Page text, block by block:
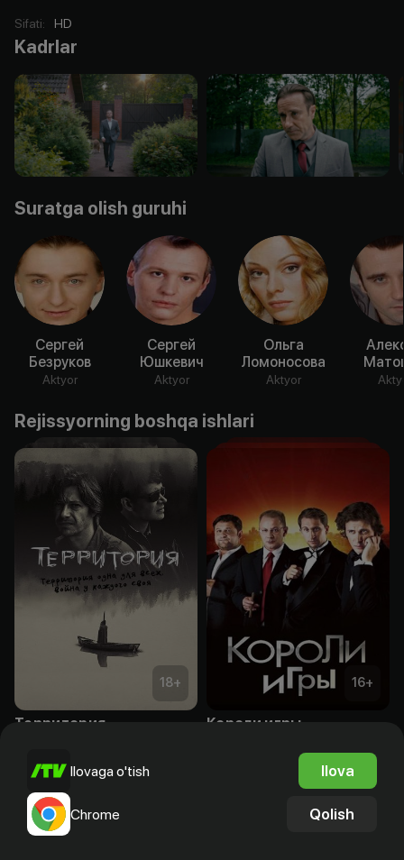
Sifati: HD
Kadrlar
Suratga olish guruhi
Сергей
Безруков
Aktyor
Сергей
Юшкевич
Aktyor
Ольга
Ломоносова
Aktyor
Rejissyorning boshqa ishlari
18+
Территория
16+
Короли игры
Ilovaga o'tish Ilova
Chrome Qolish